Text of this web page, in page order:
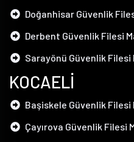
Doğanhisar Güvenlik
Derbent Güvenlik Filesi
Sarayönü Güvenlik Filesi
KOCAELİ
Başiskele Güvenlik Filesi
Çayırova Güvenlik Filesi